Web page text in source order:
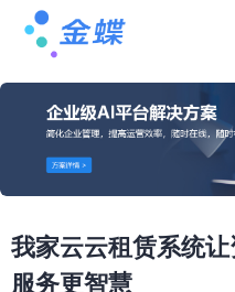
我家云云租赁系统
服务更智慧